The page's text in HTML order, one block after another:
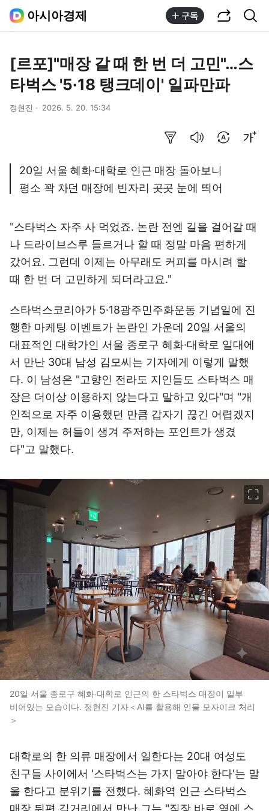
아시아경제 구독
[르포]"매장 갈 때 한 번 더 고민"…스
타벅스 '5·18 탱크데이' 일파만파
정현진 2026. 5. 20. 15:34
20일 서울 혜화·대학로 인근 매장 돌아보니
평소 꽉 차던 매장에 빈자리 곳곳 눈에 띄어
"스타벅스 자주 사 먹었죠. 논란 전엔 길을 걸어갈 때
나 드라이브스루 들르거나 할 때 정말 마음 편하게
갔어요. 그런데 이제는 아무래도 커피를 마시려 할
때 한 번 더 고민하게 되더라고요."
스타벅스코리아가 5·18광주민주화운동 기념일에 진
행한 마케팅 이벤트가 논란인 가운데 20일 서울의
대표적인 대학가인 서울 종로구 혜화·대학로 일대에
서 만난 30대 남성 김모씨는 기자에게 이렇게 말했
다. 이 남성은 "고향인 전라도 지인들도 스타벅스 매
장은 더이상 이용하지 않는다고 말하고 있다"며 "개
인적으로 자주 이용했던 만큼 갑자기 끊긴 어렵겠지
만, 이제는 허들이 생겨 주저하는 포인트가 생겼
다"고 말했다.
20일 서울 종로구 혜화·대학로 인근의 한 스타벅스 매장이 일부
비어있는 모습이다. 정현진 기자＜AI를 활용해 인물 모자이크 처리
＞
대학로의 한 의류 매장에서 일한다는 20대 여성도
친구들 사이에서 '스타벅스는 가지 말아야 한다'는 말
을 한다고 분위기를 전했다. 혜화역 인근 스타벅스
매장 뒤편 길거리에서 만난 그는 "직장 바로 옆에 스